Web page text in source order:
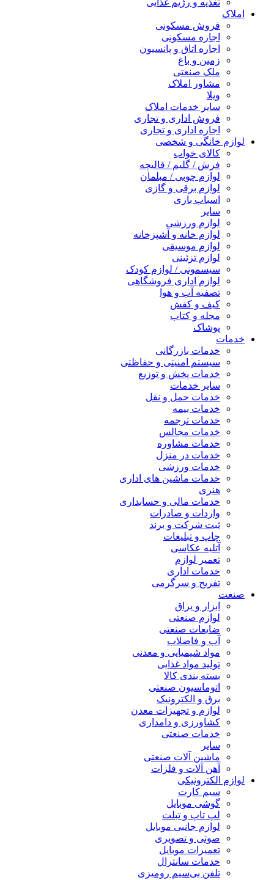
تغذیه و رژیم غذایی
املاک
فروش مسکونی
اجاره مسکونی
اجاره اتاق و پانسیون
زمین و باغ
ملک صنعتی
مشاور املاک
ویلا
سایر خدمات املاک
فروش اداری و تجاری
اجاره اداری و تجاری
لوازم خانگی و شخصی
کالای خواب
فرش / گلیم / قالیچه
لوازم چوبی / مبلمان
لوازم برقی و گازی
اسباب بازی
سایر
لوازم ورزشی
لوازم خانه و آشپزخانه
لوازم موسیقی
لوازم تزئینی
سیسمونی / لوازم کودک
لوازم اداری فروشگاهی
تصفیه آب و هوا
کیف و کفش
مجله و کتاب
پوشاک
خدمات
خدمات بازرگانی
سیستم امنیتی و حفاظتی
خدمات پخش و توزیع
سایر خدمات
خدمات حمل و نقل
خدمات بیمه
خدمات ترجمه
خدمات مجالس
خدمات مشاوره
خدمات در منزل
خدمات ورزشی
خدمات ماشین های اداری
هنری
خدمات مالی و حسابداری
واردات و صادرات
ثبت شرکت و برند
چاپ و تبلیغات
آتلیه عکاسی
تعمیر لوازم
خدمات اداری
تفریح و سرگرمی
صنعت
ابزار و یراق
لوازم صنعتی
ضایعات صنعتی
آب و فاضلاب
مواد شیمیایی و معدنی
تولید مواد غذایی
بسته بندی کالا
اتوماسیون صنعتی
برق و الکترونیک
لوازم و تجهیزات معدن
کشاورزی و دامداری
خدمات صنعتی
سایر
ماشین آلات صنعتی
آهن آلات و فلزات
لوازم الکترونیکی
سیم کارت
گوشی موبایل
لپ تاپ و تبلت
لوازم جانبی موبایل
صوتی و تصویری
تعمیرات موبایل
خدمات سانترال
تلفن بی‌سیم رومیزی